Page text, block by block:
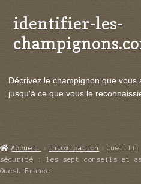
Aller
à
la
Aller
au
contenu
identifier-les-
Actualités
Echanges et contacts
Mycologie
Décrivez le champignon que
jusqu'à ce que vous le
Accueil Intoxication
Cueillir
sécurité : les sept conseils et
Ouest-France